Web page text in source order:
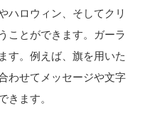
ハロウィン、そしてクリ
ことができます。ガーラ
す。例えば、旗を用いた
わせてメッセージや文字
きます。